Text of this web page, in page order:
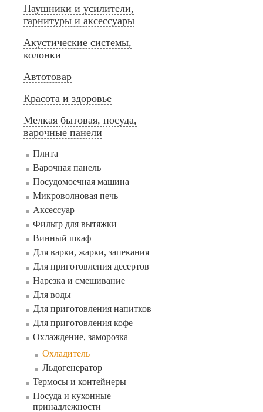
Наушники и усилители,
гарнитуры и аксессуары
Акустические системы,
колонки
Автотовар
Красота и здоровье
Мелкая бытовая, посуда,
варочные панели
Плита
Варочная панель
Посудомоечная машина
Микроволновая печь
Аксессуар
Фильтр для вытяжки
Винный шкаф
Для варки, жарки, запекания
Для приготовления десертов
Нарезка и смешивание
Для воды
Для приготовления напитков
Для приготовления кофе
Охлаждение, заморозка
Охладитель
Льдогенератор
Термосы и контейнеры
Посуда и кухонные
принадлежности